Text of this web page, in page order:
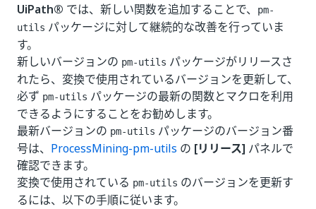
UiPath® では、新しい関数を追加することで、
pm-
utils パッケージに対して継続的な改善を行っていま
す。
新しいバージョンの pm-utils パッケージがリリースさ
れたら、変換で使用されているバージョンを更新して、
必ず pm-utils パッケージの最新の関数とマクロを利用
できるようにすることをお勧めします。
最新バージョンの pm-utils パッケージのバージョン番
号は、 ProcessMining-pm-utils の [リリース] パネルで
確認できます。
変換で使用されている pm-utils のバージョンを更新す
るには、以下の手順に従います。